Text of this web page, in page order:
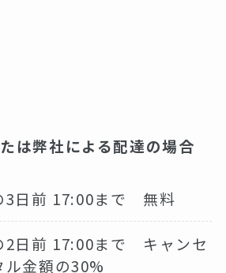
は弊社による配達の場合
3日前 17:00まで 無料
2日前 17:00まで キャンセ
ル金額の30%